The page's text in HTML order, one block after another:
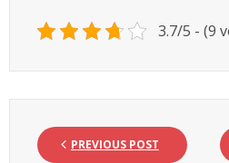
3.7/5 - (9
PREVIOUS POST